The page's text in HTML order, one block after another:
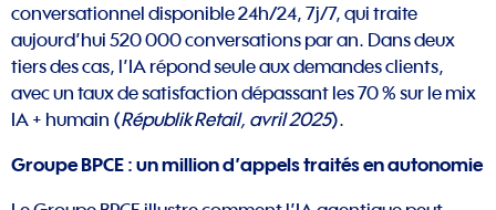
conversationnel disponible 24h/24, 7j/7, qui traite
aujourd’hui 520 000 conversations par an. Dans deux
tiers des cas, l’IA répond seule aux demandes clients,
avec un taux de satisfaction dépassant les 70 % sur le mix
IA + humain (Républik Retail, avril 2025).
Groupe BPCE : un million d’appels traités en autonomie